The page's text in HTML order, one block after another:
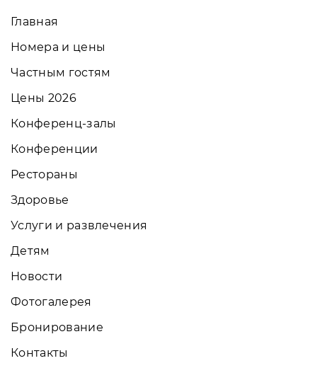
Главная
Номера и цены
Частным гостям
Цены 2026
Конференц-залы
Конференции
Рестораны
Здоровье
Услуги и развлечения
Детям
Новости
Фотогалерея
Бронирование
Контакты